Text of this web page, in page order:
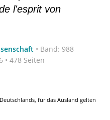
l'esprit von
• Band: 988
• 478 Seiten
für das Ausland gelten